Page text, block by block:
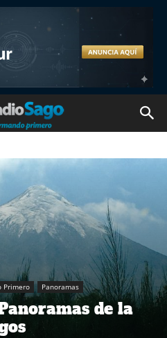
Primero Panoramas
de la